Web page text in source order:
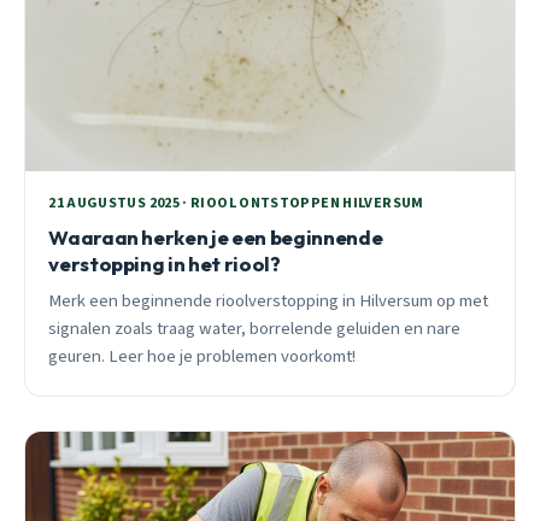
21 AUGUSTUS 2025 · RIOOL ONTSTOPPEN HILVERSUM
Waaraan herken je een beginnende
verstopping in het riool?
Merk een beginnende rioolverstopping in Hilversum op met
signalen zoals traag water, borrelende geluiden en nare
geuren. Leer hoe je problemen voorkomt!